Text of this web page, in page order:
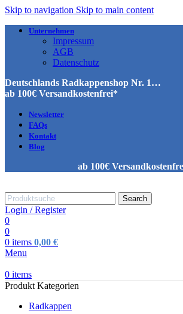
Skip to navigation Skip to main content
Unternehmen
Impressum
AGB
Datenschutz
Deutschlands Radkappenshop Nr. 1…
ab 100€ Versandkostenfrei*
Newsletter
FAQs
Kontakt
Blog
ab 100€
Search
Login / Register
0
0
0 items 0,00 €
Menu
0 items
Produkt Kategorien
Radkappen